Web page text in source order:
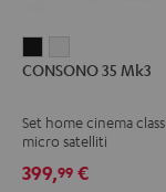
35
Nero
35
Bianco
CONSONO 35 Mk3
Set home cinema
micro satelliti
399,99 €